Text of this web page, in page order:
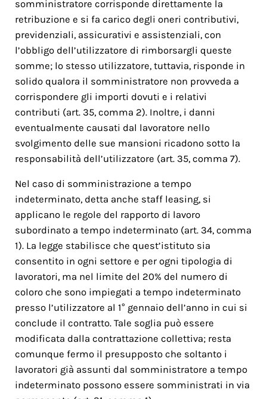
somministratore corrisponde direttamente la
retribuzione e si fa carico degli oneri contributivi,
previdenziali, assicurativi e assistenziali, con
l’obbligo dell’utilizzatore di rimborsargli queste
somme; lo stesso utilizzatore, tuttavia, risponde in
solido qualora il somministratore non provveda a
corrispondere gli importi dovuti e i relativi
contributi (art. 35, comma 2). Inoltre, i danni
eventualmente causati dal lavoratore nello
svolgimento delle sue mansioni ricadono sotto la
responsabilità dell’utilizzatore (art. 35, comma 7).
Nel caso di somministrazione a tempo
indeterminato, detta anche staff leasing, si
applicano le regole del rapporto di lavoro
subordinato a tempo indeterminato (art. 34, comma
1). La legge stabilisce che quest’istituto sia
consentito in ogni settore e per ogni tipologia di
lavoratori, ma nel limite del 20% del numero di
coloro che sono impiegati a tempo indeterminato
presso l’utilizzatore al 1° gennaio dell’anno in cui si
conclude il contratto. Tale soglia può essere
modificata dalla contrattazione collettiva; resta
comunque fermo il presupposto che soltanto i
lavoratori già assunti dal somministratore a tempo
indeterminato possono essere somministrati in via